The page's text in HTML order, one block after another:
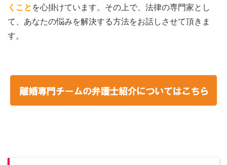
くこと を心掛けています。その上で、法律の専門家とし
て、あなたの悩みを解決する方法をお話しさせて頂きま
す。